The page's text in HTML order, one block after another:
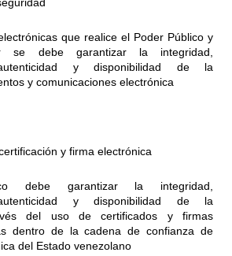
que realice el Poder Público y
se debe garantizar la integridad,
autenticidad y disponibilidad de la
y comunicaciones electrónica
y firma electrónica
debe garantizar la integridad,
autenticidad y disponibilidad de la
del uso de certificados y firmas
dentro de la cadena de confianza de
del Estado venezolano